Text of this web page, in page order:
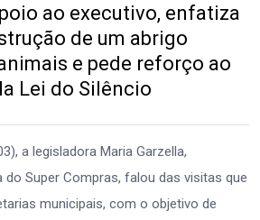
ao executivo, enfatiza
de um abrigo
e pede reforço ao
Lei do Silêncio
a legisladora Maria Garzella,
Super Compras, falou das visitas que
municipais, com o objetivo de